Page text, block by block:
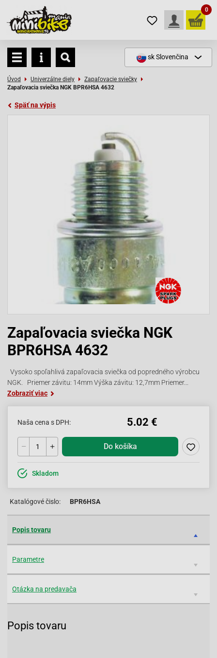
0
skSlovenčina
Úvod Univerzálne diely
Zapaľovacie sviečky
Zapaľovacia sviečka NGK BPR6HSA 4632
Späť na výpis
Zapaľovacia sviečka NGK
BPR6HSA 4632
Vysoko spoľahlivá zapaľovacia sviečka od popredného výrobcu
NGK. Priemer závitu: 14mm Výška závitu: 12,7mm Priemer...
Zobraziť viac
Naša cena s DPH: 5.02 €
Do košíka
Skladom
Katalógové čislo: BPR6HSA
Popis tovaru
Parametre
Otázka na predavača
Popis tovaru